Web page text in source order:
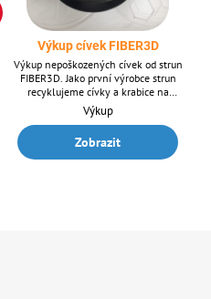
Výkup cívek FIBER3D
Výkup nepoškozených cívek od strun
FIBER3D. Jako první výrobce strun
recyklujeme cívky a krabice na
filamenty, výkup provádíme již od roku
2020.
Výkup
Zobrazit